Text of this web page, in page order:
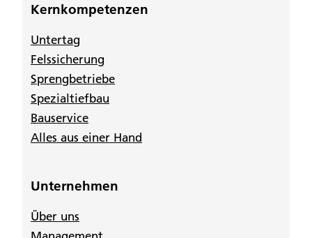
Kernkompetenzen
Untertag
Felssicherung
Sprengbetriebe
Spezialtiefbau
Bauservice
Alles aus einer Hand
Unternehmen
Über uns